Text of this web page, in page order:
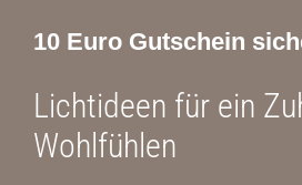
10 Euro Gutschein
Lichtideen für ein
Wohlfühlen